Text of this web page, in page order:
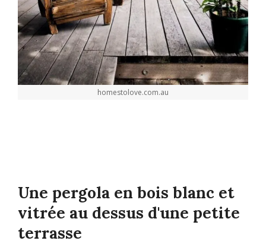
homestolove.com.au
Une pergola en bois blanc et
vitrée au dessus d'une petite
terrasse